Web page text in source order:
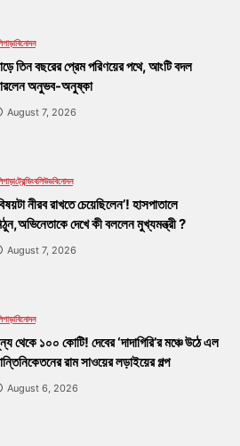
বিনোদন
তিন বছরের প্রেম পরিণয়ের পথে, আংটি বদল
অনুভব-অনুষ্কা
August 7, 2026
ট্রেন্ডিংবলিউডবিনোদন
নীরব রাখতে চেয়েছিলেন’! হাসপাতালে
দেখে কী বললেন মুখ্যমন্ত্রী ?
August 7, 2026
বিনোদন
থেকে ১০০ কোটি! দেবের ‘দাদাগিরি’র মঞ্চে উঠে এল
রাম সাওয়ের লড়াইয়ের গল্প
August 6, 2026